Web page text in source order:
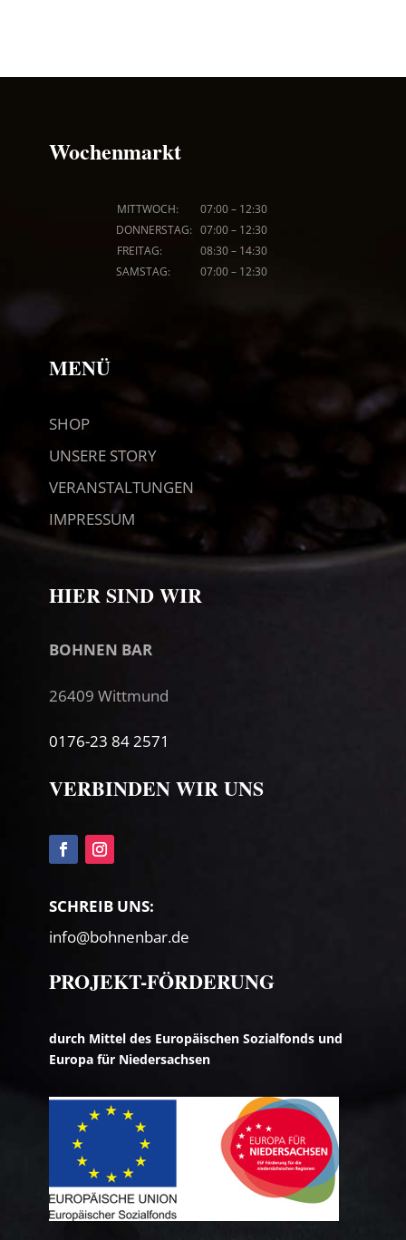
Wochenmarkt
MITTWOCH: 07:00–12:30
DONNERSTAG: 07:00– 12:30
FREITAG: 08:30–14:30
SAMSTAG: 07:00– 12:30
MENÜ
SHOP
UNSERE STORY
VERANSTALTUNGEN
IMPRESSUM
HIER SIND WIR
BOHNEN BAR
26409 Wittmund
0176-23 84 2571
VERBINDEN WIR UNS
SCHREIB UNS:
info@bohnenbar.de
PROJEKT-FÖRDERUNG
durch Mittel des Europäischen Sozialfonds und
Europa für Niedersachsen